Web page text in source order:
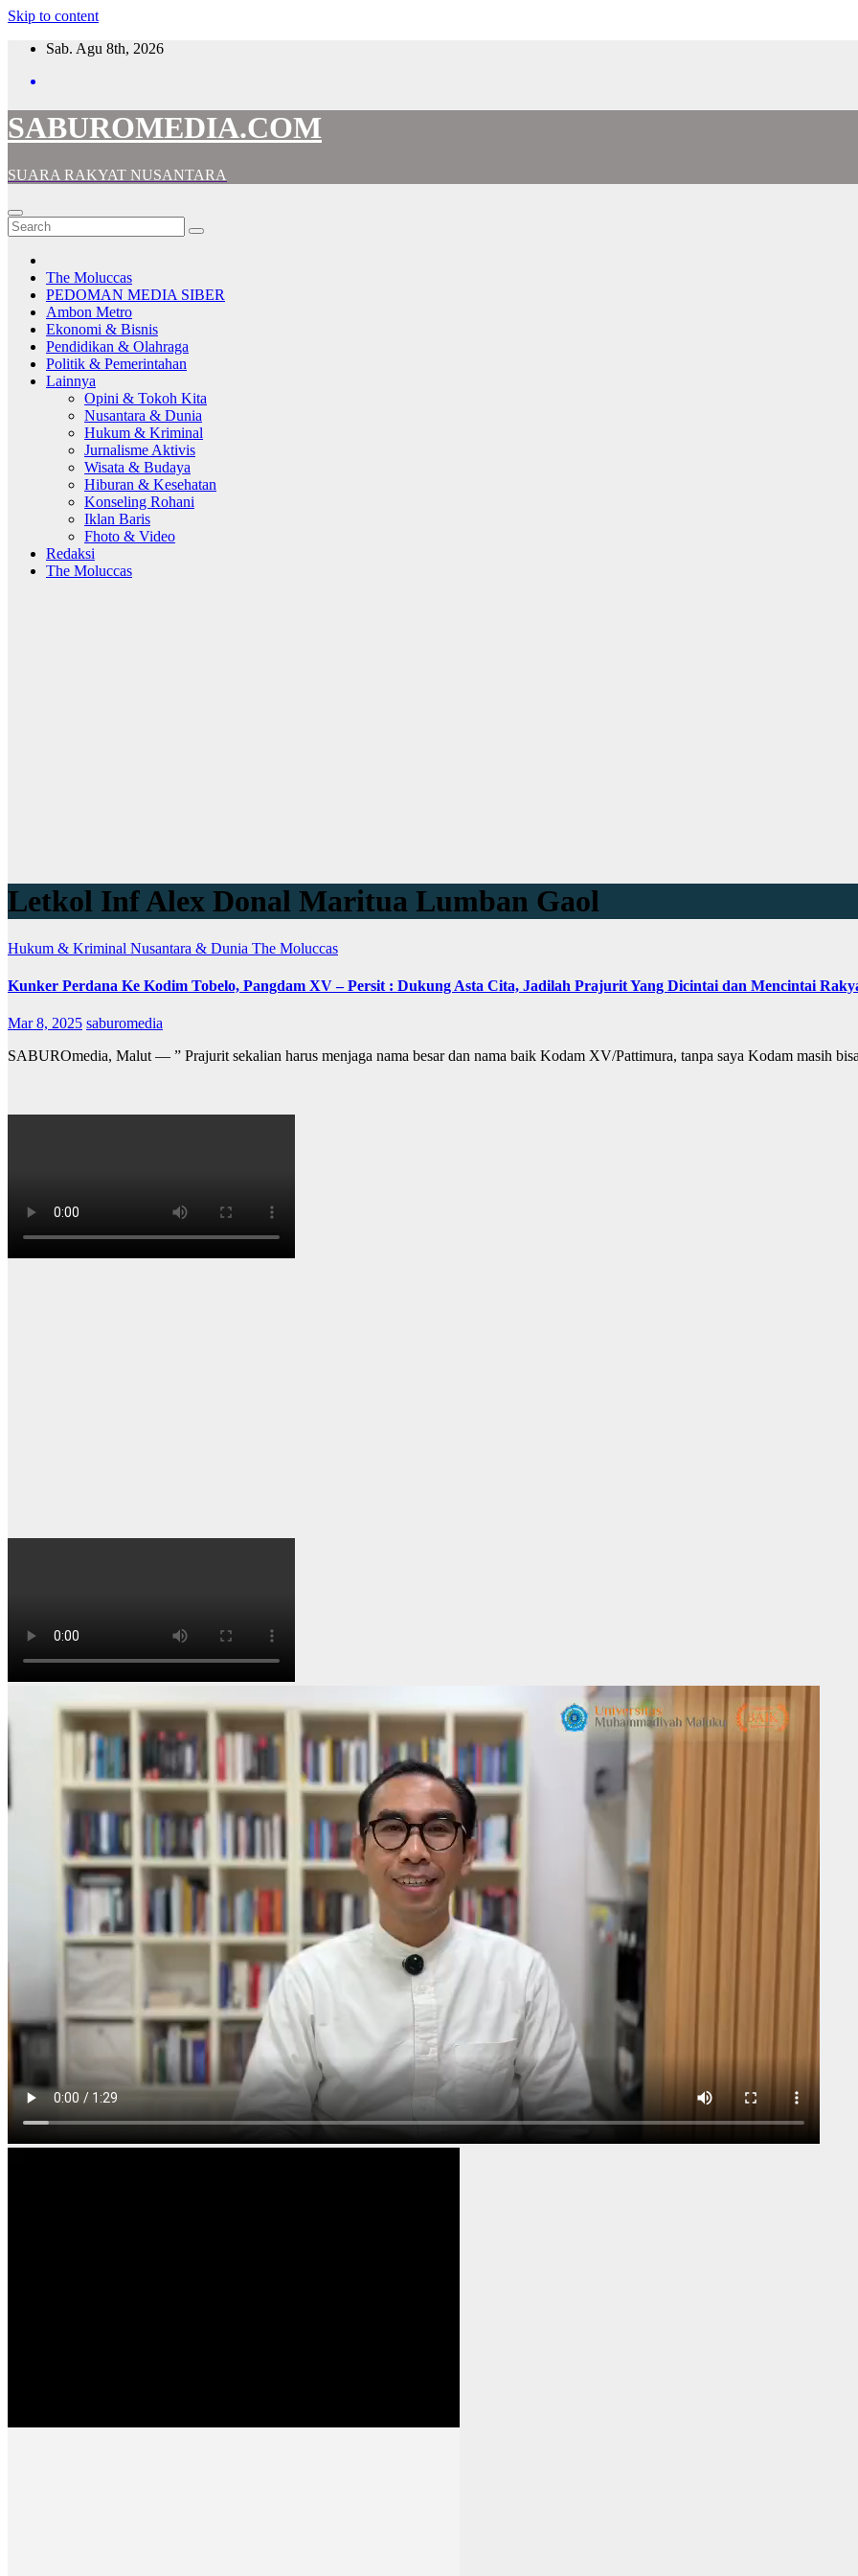
Skip to content
Sab. Agu 8th, 2026
SABUROMEDIA.COM
SUARA RAKYAT NUSANTARA
The Moluccas
PEDOMAN MEDIA SIBER
Ambon Metro
Ekonomi & Bisnis
Pendidikan & Olahraga
Politik & Pemerintahan
Lainnya
Opini & Tokoh Kita
Nusantara & Dunia
Hukum & Kriminal
Jurnalisme Aktivis
Wisata & Budaya
Hiburan & Kesehatan
Konseling Rohani
Iklan Baris
Fhoto & Video
Redaksi
The Moluccas
Letkol Inf Alex Donal Maritua Lumban Gaol
Hukum & Kriminal Nusantara & Dunia The Moluccas
Kunker Perdana Ke Kodim Tobelo, Pangdam XV – Persit : Dukung Asta Cita, Jadilah Prajurit Yang Dicintai dan Mencintai
Mar 8, 2025 saburomedia
SABUROmedia, Malut — ” Prajurit sekalian harus menjaga nama besar dan nama baik Kodam XV/Pattimura, tanpa saya Kodam masih